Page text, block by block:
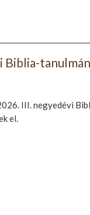
Biblia-
III. negyedévi
el.